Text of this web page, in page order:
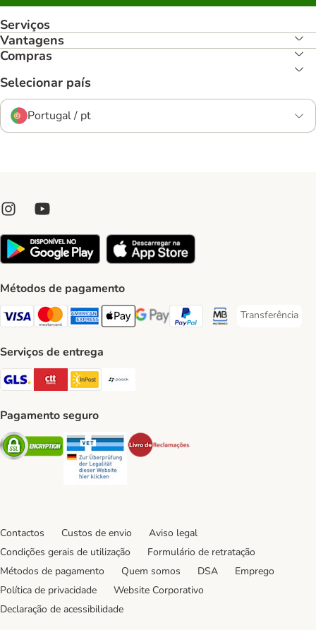
Serviços
Vantagens
Compras
Selecionar país
Portugal / pt
Métodos de pagamento
Visa Payment Method
Mastercard Payment Method
American Express Payment Method
Apple Pay Payment Method
Google Pay Payment Method
PayPal Payment Method
Multibanco Payment
Transferência
Transferência
Serviços de entrega
GLS Shipping Method
CTTExpress Shipping Method
InPost Shipping Method
Pagamento seguro
Security Security
Contactos Custos de envio
Aviso legal
Condições gerais de utilização
Formulário de retratação
Métodos de pagamento
Quem somos DSA
Emprego
Política de privacidade
Website Corporativo
Declaração de acessibilidade